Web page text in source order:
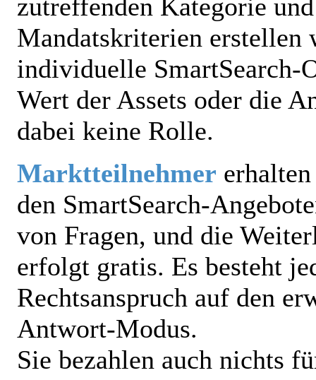
zutreffenden Kategorie
Mandatskriterien erstellen
individuelle SmartSearch-
Wert der Assets oder die
dabei keine Rolle.
Marktteilnehmer
den SmartSearch-
von Fragen, und die
erfolgt gratis. Es besteht
Rechtsanspruch auf den
Antwort-Modus.
Sie bezahlen auch nichts